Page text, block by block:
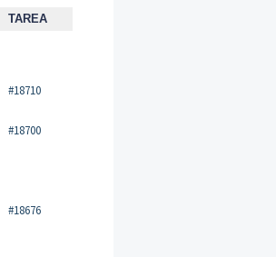
TAREA
#18710
#18700
#18676